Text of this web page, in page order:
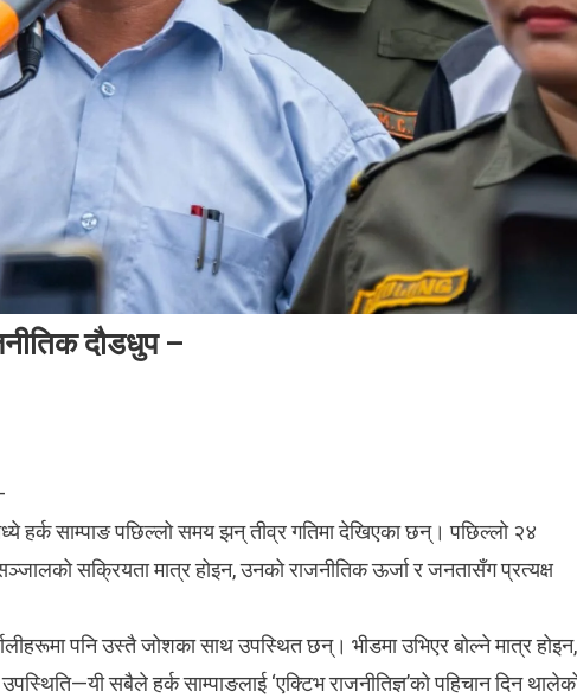
दौडधुप –
हर्क साम्पाङ पछिल्लो समय झन् तीव्र गतिमा देखिएका छन्। पछिल्लो २४
सक्रियता मात्र होइन, उनको राजनीतिक ऊर्जा र जनतासँग प्रत्यक्ष
पनि उस्तै जोशका साथ उपस्थित छन्। भीडमा उभिएर बोल्ने मात्र होइन,
सबैले हर्क साम्पाङलाई ‘एक्टिभ राजनीतिज्ञ’को पहिचान दिन